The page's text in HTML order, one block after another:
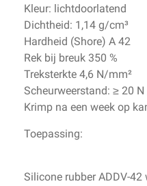
Kleur: lichtdoorlatend
Dichtheid: 1,14 g/cm³
Hardheid (Shore) A 42
Rek bij breuk 350 %
Treksterkte 4,6 N/mm²
Scheurweerstand: ≥ 20
Krimp na een week op
Toepassing:
Silicone rubber ADDV-